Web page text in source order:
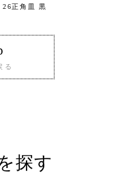
26正角皿 黒
る
探す